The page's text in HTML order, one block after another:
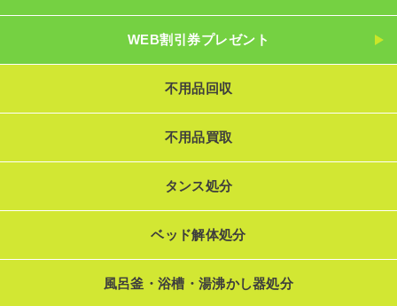
WEB割引券プレゼント
不用品回収
不用品買取
タンス処分
ベッド解体処分
風呂釜・浴槽・湯沸かし器処分